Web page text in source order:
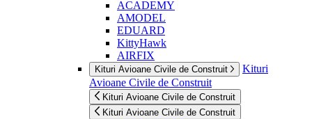
ACADEMY
AMODEL
EDUARD
KittyHawk
AIRFIX
Kituri Avioane Civile de Construit
Kituri
Avioane Civile de Construit
Kituri Avioane Civile de Construit
Kituri Avioane Civile de Construit